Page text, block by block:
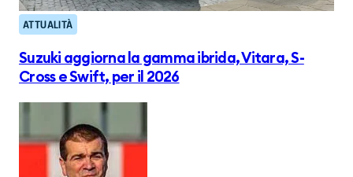
ATTUALITÀ
Suzuki aggiorna la gamma ibrida, Vitara, S-
Cross e Swift, per il 2026